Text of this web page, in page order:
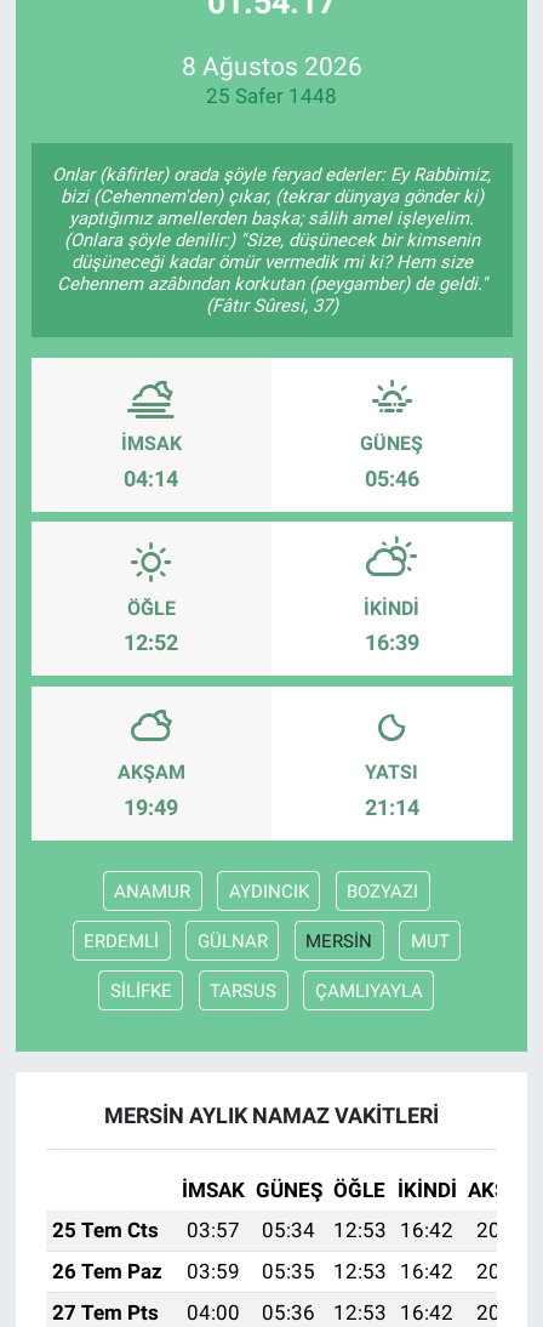
8 Ağustos 2026
25 Safer 1448
Onlar (kâfirler) orada şöyle feryad ederler: Ey Rabbimiz,
bizi (Cehennem'den) çıkar, (tekrar dünyaya gönder ki)
yaptığımız amellerden başka; sâlih amel işleyelim.
(Onlara şöyle denilir:) "Size, düşünecek bir kimsenin
düşüneceği kadar ömür vermedik mi ki? Hem size
Cehennem azâbından korkutan (peygamber) de geldi."
(Fâtır Sûresi, 37)
İMSAK
04:14
GÜNEŞ
05:46
ÖĞLE
12:52
İKINDI
16:39
AKŞAM
19:49
YATSI
21:14
ANAMUR AYDINCIK BOZYAZI
ERDEMLİ GÜLNAR MERSİN MUT
SİLİFKE TARSUS ÇAMLIYAYLA
MERSİN AYLIK NAMAZ VAKITLERI
İMSAK GÜNEŞ ÖĞLE İKINDI AKŞAM
25 Tem Cts
03:57 05:34 12:53 16:42
20:02
26 Tem Paz
03:59 05:35 12:53 16:42
20:01
27 Tem Pts
04:00 05:36 12:53 16:42
20:00
Özel Haberler
Kadın
Erişim Bilgileri
Sağlık
Teknoloji
Ramazan